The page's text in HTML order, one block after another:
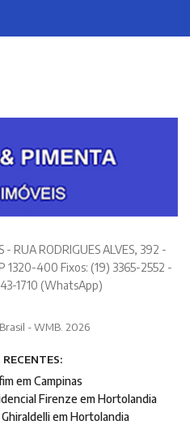
- RUA RODRIGUES ALVES, 392 -
1320-400 Fixos: (19) 3365-2552 -
1710 (WhatsApp)
- WMB. 2026
RECENTES:
em Campinas
Firenze em Hortolandia
Ghiraldelli em Hortolandia